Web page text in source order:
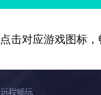
击对应游戏图标，